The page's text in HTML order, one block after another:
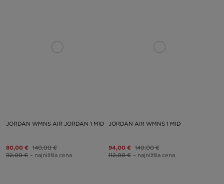
JORDAN WMNS AIR JORDAN 1 MID
80,00 € 140,00 €
92,00 € – najnižšia cena
JORDAN AIR WMNS 1 MID
94,00 € 140,00 €
112,00 € – najnižšia cena